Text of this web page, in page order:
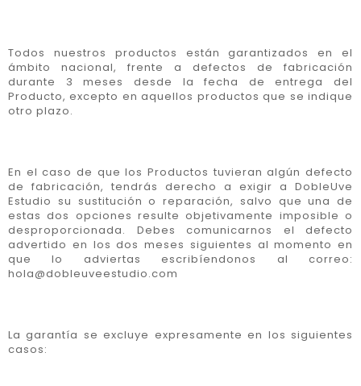
Todos nuestros productos están garantizados en el
ámbito nacional, frente a defectos de fabricación
durante 3 meses desde la fecha de entrega del
Producto, excepto en aquellos productos que se indique
otro plazo.
En el caso de que los Productos tuvieran algún defecto
de fabricación, tendrás derecho a exigir a DobleUve
Estudio su sustitución o reparación, salvo que una de
estas dos opciones resulte objetivamente imposible o
desproporcionada. Debes comunicarnos el defecto
advertido en los dos meses siguientes al momento en
que lo adviertas escribíendonos al correo:
hola@dobleuveestudio.com
La garantía se excluye expresamente en los siguientes
casos: